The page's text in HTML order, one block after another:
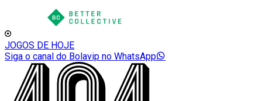
JOGOS DE HOJE
Siga o canal do Bolavip no WhatsApp